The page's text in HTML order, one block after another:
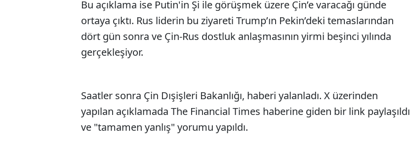
Bu açıklama ise Putin'in Şi ile görüşmek üzere Çin’e varacağı günde
ortaya çıktı. Rus liderin bu ziyareti Trump’ın Pekin’deki temaslarından
dört gün sonra ve Çin-Rus dostluk anlaşmasının yirmi beşinci yılında
gerçekleşiyor.
Saatler sonra Çin Dışişleri Bakanlığı, haberi yalanladı. X üzerinden
yapılan açıklamada The Financial Times haberine giden bir link paylaşıldı
ve "tamamen yanlış" yorumu yapıldı.